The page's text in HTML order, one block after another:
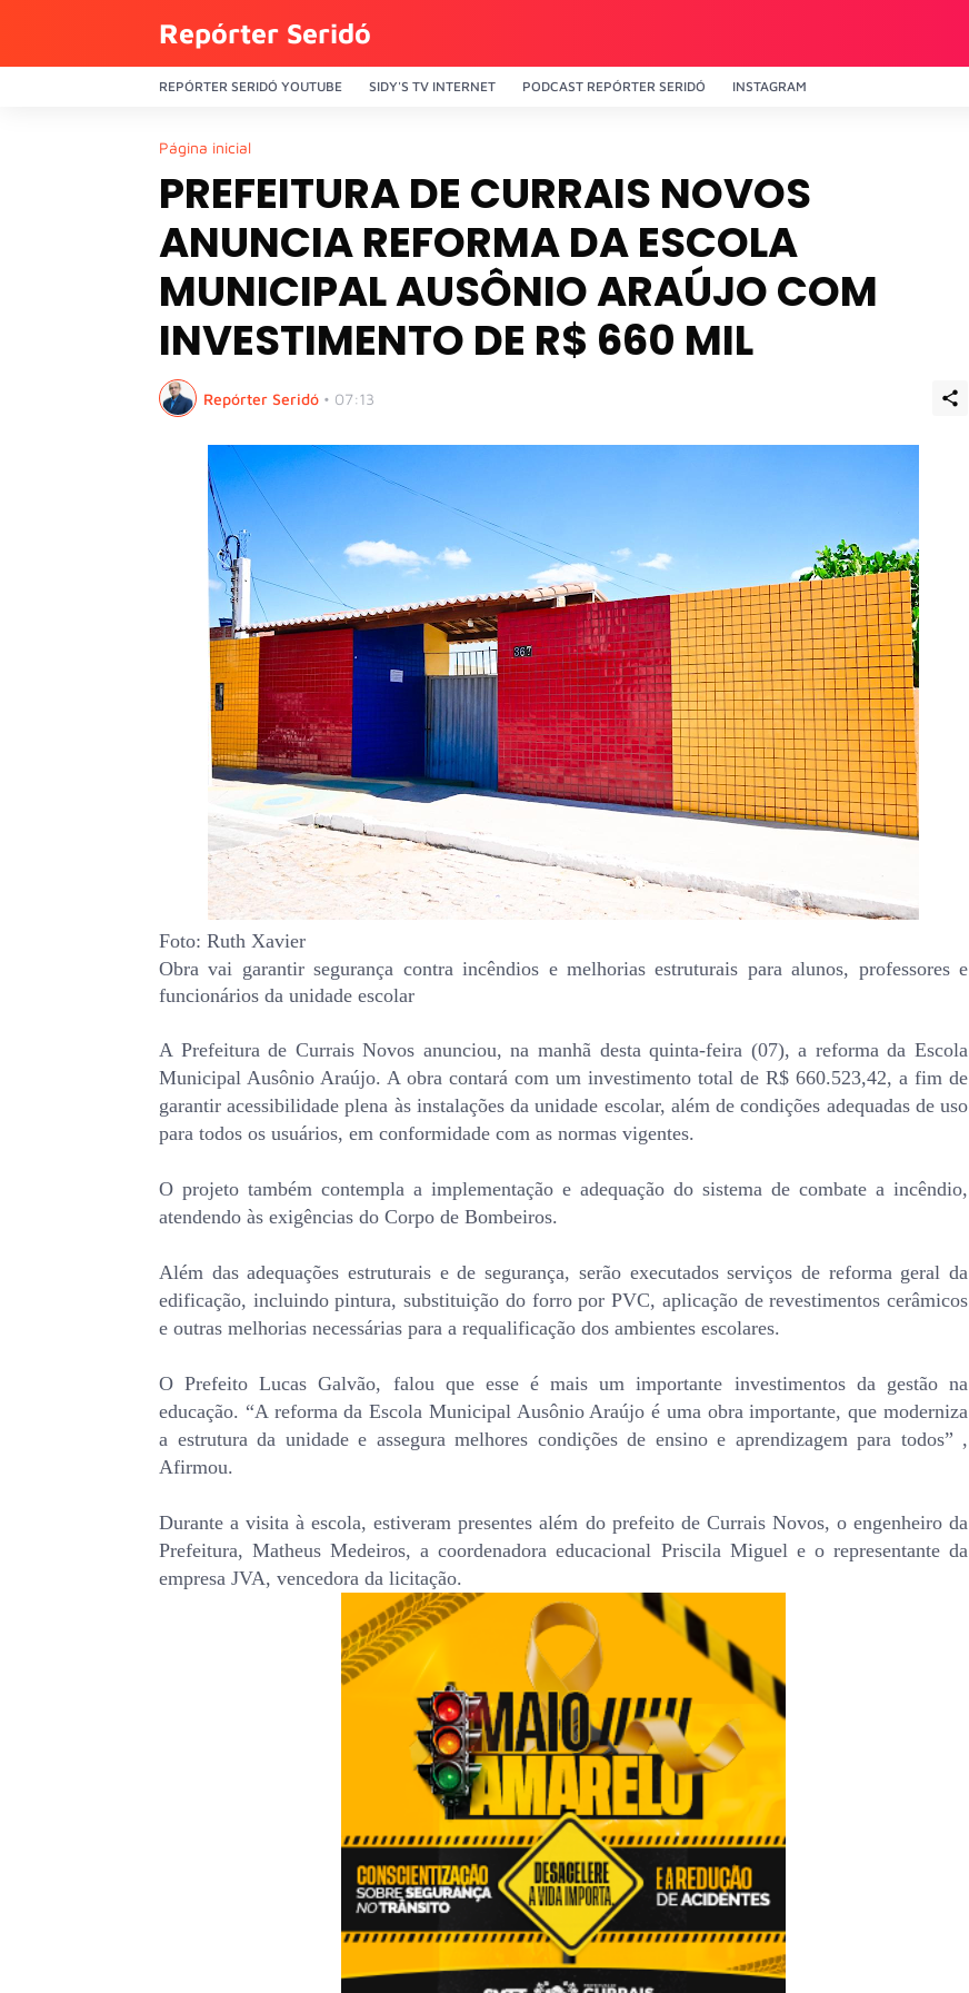
Repórter Seridó
REPÓRTER SERIDÓ YOUTUBE SIDY'S TV INTERNET PODCAST REPÓRTER SERIDÓ INSTAGRAM
Página inicial
PREFEITURA DE CURRAIS NOVOS
ANUNCIA REFORMA DA ESCOLA
MUNICIPAL AUSÔNIO ARAÚJO COM
INVESTIMENTO DE R$ 660 MIL
Repórter Seridó • 07:13
Foto: Ruth Xavier
Obra vai garantir segurança contra incêndios e melhorias estruturais para alunos, professores e
funcionários da unidade escolar
A Prefeitura de Currais Novos anunciou, na manhã desta quinta-feira (07), a reforma da Escola
Municipal Ausônio Araújo. A obra contará com um investimento total de R$ 660.523,42, a fim de
garantir acessibilidade plena às instalações da unidade escolar, além de condições adequadas de uso
para todos os usuários, em conformidade com as normas vigentes.
O projeto também contempla a implementação e adequação do sistema de combate a incêndio,
atendendo às exigências do Corpo de Bombeiros.
Além das adequações estruturais e de segurança, serão executados serviços de reforma geral da
edificação, incluindo pintura, substituição do forro por PVC, aplicação de revestimentos cerâmicos
e outras melhorias necessárias para a requalificação dos ambientes escolares.
O Prefeito Lucas Galvão, falou que esse é mais um importante investimentos da gestão na
educação. “A reforma da Escola Municipal Ausônio Araújo é uma obra importante, que moderniza
a estrutura da unidade e assegura melhores condições de ensino e aprendizagem para todos” ,
Afirmou.
Durante a visita à escola, estiveram presentes além do prefeito de Currais Novos, o engenheiro da
Prefeitura, Matheus Medeiros, a coordenadora educacional Priscila Miguel e o representante da
empresa JVA, vencedora da licitação.